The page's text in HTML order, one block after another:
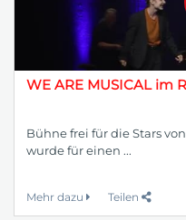
WE ARE MUSICAL im
Bühne frei für die Stars
wurde für einen ...
Mehr dazu Teilen